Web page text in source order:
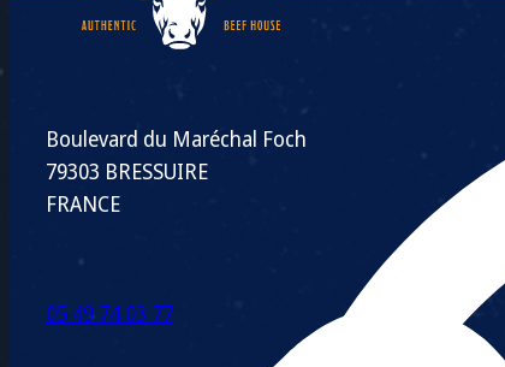
Boulevard du Maréchal Foch
79303 BRESSUIRE
FRANCE
05 49 74 03 77